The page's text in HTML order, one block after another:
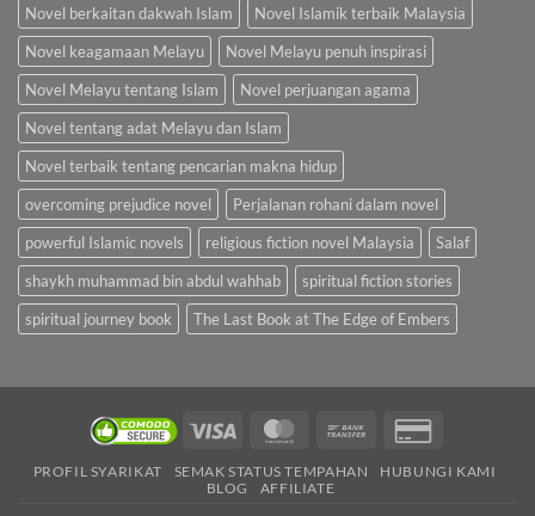
Novel berkaitan dakwah Islam
Novel Islamik terbaik Malaysia
Novel keagamaan Melayu
Novel Melayu penuh inspirasi
Novel Melayu tentang Islam
Novel perjuangan agama
Novel tentang adat Melayu dan Islam
Novel terbaik tentang pencarian makna hidup
overcoming prejudice novel
Perjalanan rohani dalam novel
powerful Islamic novels
religious fiction novel Malaysia
Salaf
shaykh muhammad bin abdul wahhab
spiritual fiction stories
spiritual journey book
The Last Book at The Edge of Embers
Visa MasterCardBank
2
PROFIL SYARIKAT SEMAK STATUS TEMPAHAN
HUBUNGI KAMI
BLOG
AFFILIATE